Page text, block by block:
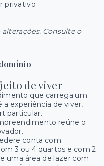
privativo
Consulte o
de viver
que carrega um
experiência de viver,
particular.
reúne o
conta com
3 ou 4 quartos e com 2
uma área de lazer com